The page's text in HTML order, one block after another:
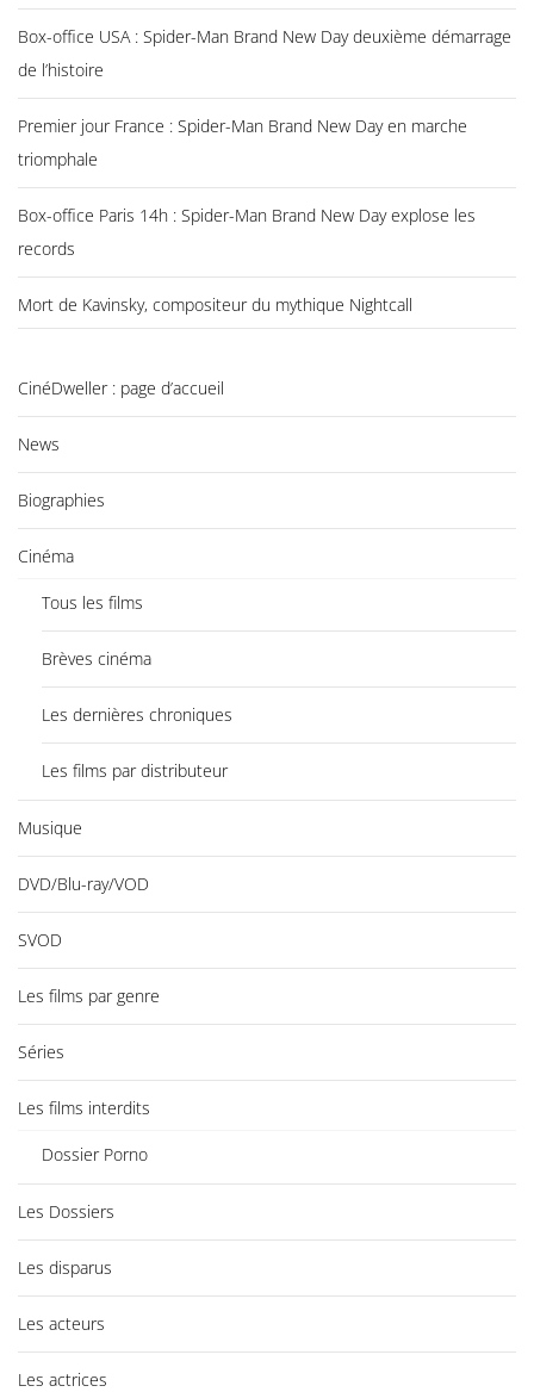
Box-office USA : Spider-Man Brand New Day deuxième démarrage
de l’histoire
Premier jour France : Spider-Man Brand New Day en marche
triomphale
Box-office Paris 14h : Spider-Man Brand New Day explose les
records
Mort de Kavinsky, compositeur du mythique Nightcall
CinéDweller : page d’accueil
News
Biographies
Cinéma
Tous les films
Brèves cinéma
Les dernières chroniques
Les films par distributeur
Musique
DVD/Blu-ray/VOD
SVOD
Les films par genre
Séries
Les films interdits
Dossier Porno
Les Dossiers
Les disparus
Les acteurs
Les actrices